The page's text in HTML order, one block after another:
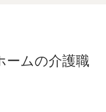
ームの介護職